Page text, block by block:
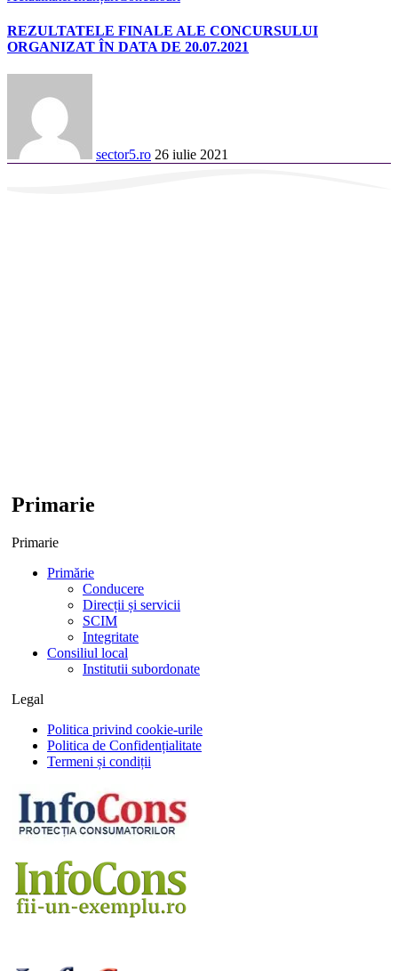
REZULTATELE FINALE ALE CONCURSULUI
ORGANIZAT ÎN DATA DE 20.07.2021
sector5.ro 26 iulie 2021
Primarie
Primarie
Primărie
Conducere
Direcții și servicii
SCIM
Integritate
Consiliul local
Institutii subordonate
Legal
Politica privind cookie-urile
Politica de Confidențialitate
Termeni și condiții